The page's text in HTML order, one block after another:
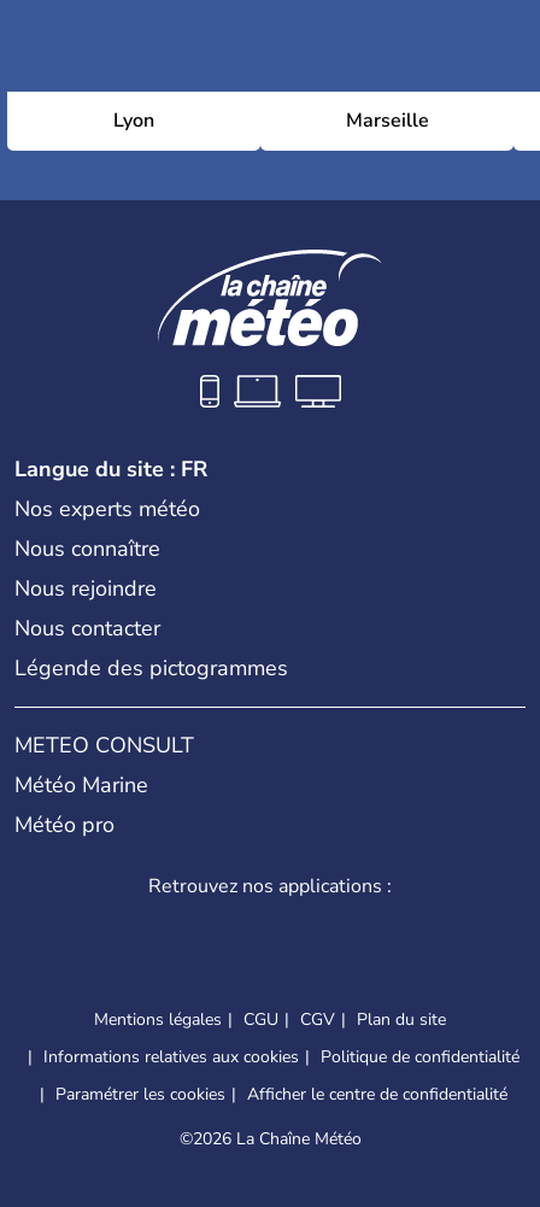
Lyon Marseille
Langue du site : FR
Nos experts météo
Nous connaître
Nous rejoindre
Nous contacter
Légende des pictogrammes
METEO CONSULT
Météo Marine
Météo pro
Retrouvez nos applications :
Mentions légales CGU CGV
Plan du site
Informations relatives aux cookies
Politique de confidentialité
Paramétrer les cookies
Afficher le centre de confidentialité
©2026 La Chaîne Météo